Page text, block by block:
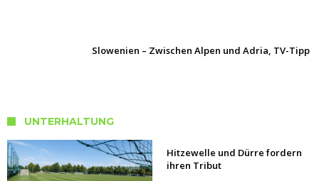
Slowenien – Zwischen Alpen und Adria, TV-Tipp
UNTERHALTUNG
Hitzewelle und Dürre fordern
ihren Tribut